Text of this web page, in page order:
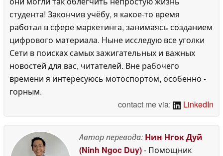
студента! Закончив учёбу, я какое-то время
работал в сфере маркетинга, занимаясь созданием
цифрового материала. Ныне исследую все уголки
Сети в поисках самых зажигательных и важных
новостей для вас, читателей. Вне рабочего
времени я интересуюсь мотоспортом, особенно -
горным.
contact me via:
LinkedIn
Автор перевода: Нин Нгок Дуй
(Ninh Ngoc Duy)- Помощник